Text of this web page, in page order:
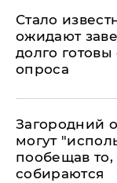
Стало
ожидают
долго готовы
опроса
Загородний
могут
пообещав то,
собираются